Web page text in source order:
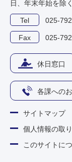
日、年末年始を除く
Tel 025-
Fax 025-
休日窓口
各課への
サイトマップ
個人情報の取
このサイトに